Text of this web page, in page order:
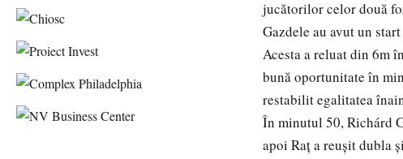
jucătorilor celor două
Gazdele au avut un
Acesta a reluat din 6m
bună oportunitate în
restabilit egalitatea
În minutul 50, Richárd
apoi Raț a reușit dubla